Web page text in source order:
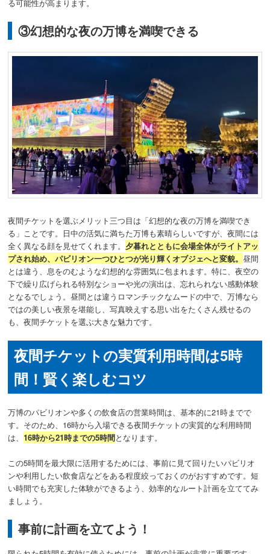
る可能性が高まります。
③幻想的な夜の万博を満喫できる
夜間チケットを選ぶメリット三つ目は「幻想的な夜の万博を満喫でき
る」ことです。日中の活気に満ちた万博も素晴らしいですが、夜間には
全く異なる顔を見せてくれます。 夕暮れとともに会場全体がライトアッ
プされ始め、パビリオン一つひとつが光り輝くオブジェへと変貌。昼間
とは違う、息をのむような幻想的な雰囲気に包まれます。特に、夜空の
下で繰り広げられる特別なショーや光の演出は、忘れられない感動体験
となるでしょう。昼間とは違うロマンチックなムードの中で、万博なら
ではの美しい夜景を堪能し、写真映えする思い出をたくさん残せるの
も、夜間チケットを選ぶ大きな魅力です。
夜間チケットの実質利用時間は5時
間！賢く楽しむコツ
万博のパビリオンや多くの飲食店の営業時間は、基本的に21時までで
す。そのため、16時から入場できる夜間チケットの実質的な利用時間
は、16時から21時までの5時間となります。
この5時間を最大限に活用するためには、事前に見て回りたいパビリオ
ンや利用したい飲食店などをある程度絞っておくのがおすすめです。短
い時間でも充実した体験ができるよう、効率的なルート計画を立ててみ
ましょう。
事前に計画を立てよう！